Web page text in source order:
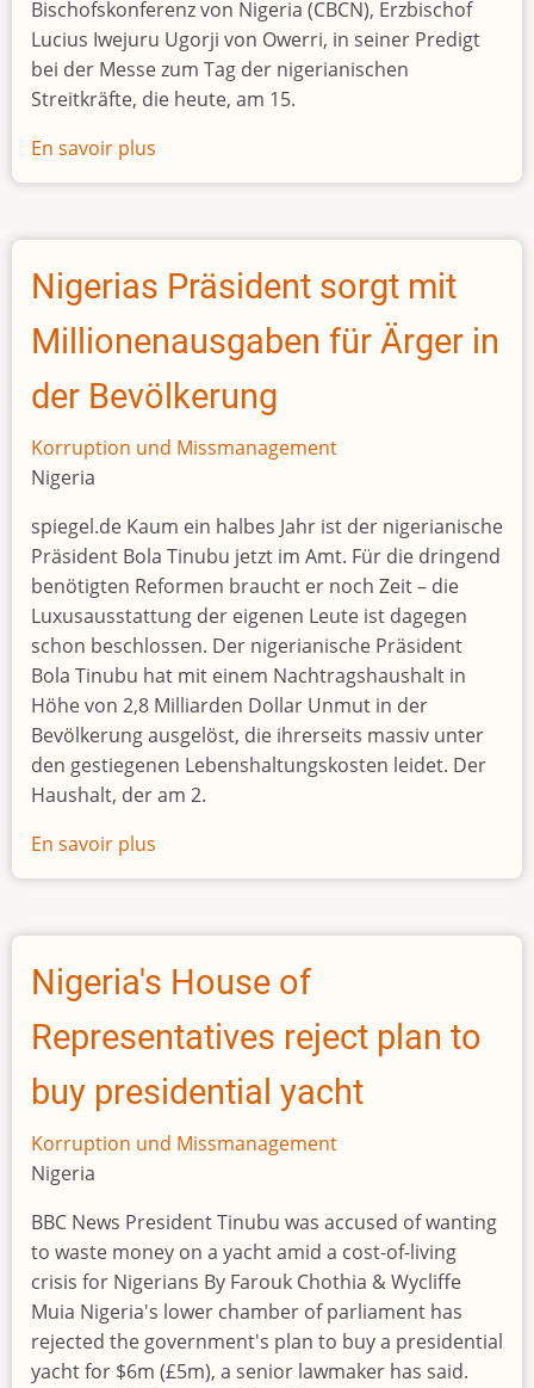
Bischofskonferenz von Nigeria (CBCN), Erzbischof
Lucius Iwejuru Ugorji von Owerri, in seiner Predigt
bei der Messe zum Tag der nigerianischen
Streitkräfte, die heute, am 15.
En savoir plus
AFRIKA/NIGERIA
Vorsitzender
der
Bischofskonferenz:
ist
außer
Kontrolle
geraten
Nigerias Präsident sorgt mit
Millionenausgaben für Ärger in
der Bevölkerung
Korruption und Missmanagement
Nigeria
spiegel.de Kaum ein halbes Jahr ist der nigerianische
Präsident Bola Tinubu jetzt im Amt. Für die dringend
benötigten Reformen braucht er noch Zeit – die
Luxusausstattung der eigenen Leute ist dagegen
schon beschlossen. Der nigerianische Präsident
Bola Tinubu hat mit einem Nachtragshaushalt in
Höhe von 2,8 Milliarden Dollar Unmut in der
Bevölkerung ausgelöst, die ihrerseits massiv unter
den gestiegenen Lebenshaltungskosten leidet. Der
Haushalt, der am 2.
En savoir plus
Nigerias
sorgt
mit
Millionenausgaben
für
Ärger
in
der
Bevölkerung
Nigeria's House of
Representatives reject plan to
buy presidential yacht
Korruption und Missmanagement
Nigeria
BBC News President Tinubu was accused of wanting
to waste money on a yacht amid a cost-of-living
crisis for Nigerians By Farouk Chothia & Wycliffe
Muia Nigeria's lower chamber of parliament has
rejected the government's plan to buy a presidential
yacht for $6m (£5m), a senior lawmaker has said.